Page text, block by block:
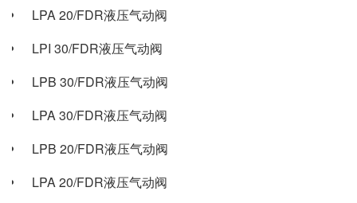
LPA 20/FDR液压气动阀
LPI 30/FDR液压气动阀
LPB 30/FDR液压气动阀
LPA 30/FDR液压气动阀
LPB 20/FDR液压气动阀
LPA 20/FDR液压气动阀